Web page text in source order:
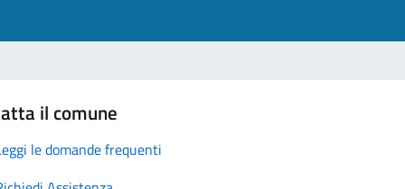
il comune
le domande frequenti